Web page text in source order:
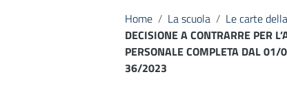
Home / La scuola / Le carte
DECISIONE A CONTRARRE PER
PERSONALE COMPLETA DAL
36/2023